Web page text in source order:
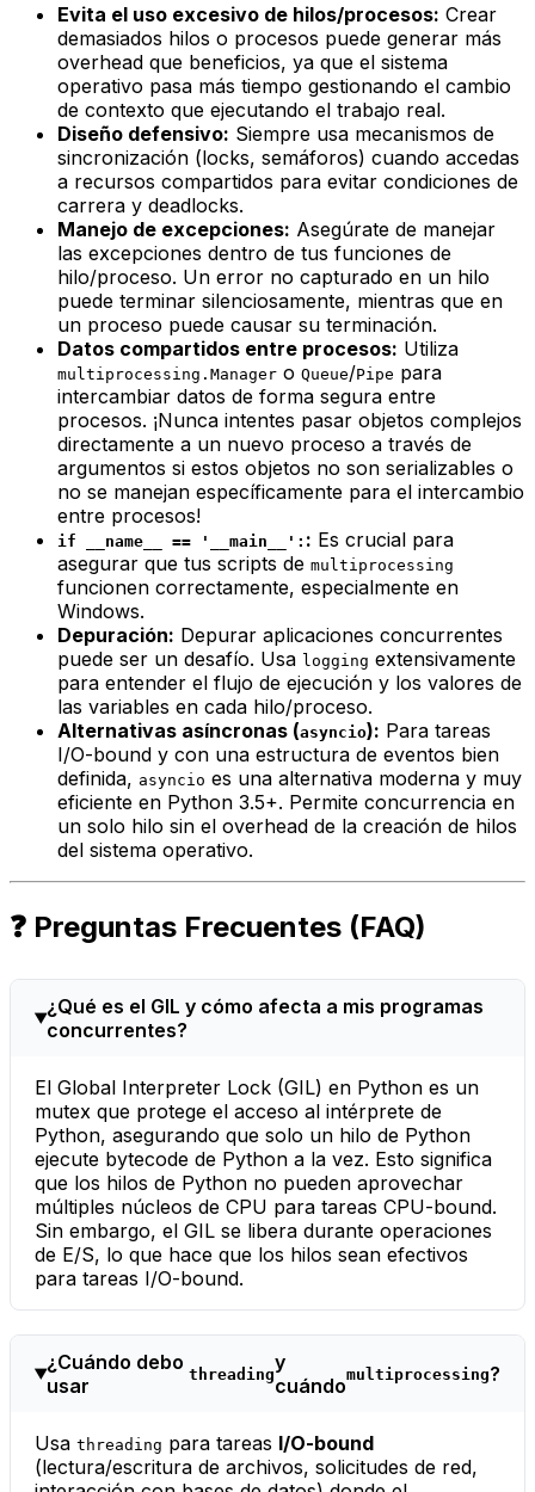
Evita el uso excesivo de hilos/procesos: Crear
demasiados hilos o procesos puede generar más
overhead que beneficios, ya que el sistema
operativo pasa más tiempo gestionando el cambio
de contexto que ejecutando el trabajo real.
Diseño defensivo: Siempre usa mecanismos de
sincronización (locks, semáforos) cuando accedas
a recursos compartidos para evitar condiciones de
carrera y deadlocks.
Manejo de excepciones: Asegúrate de manejar
las excepciones dentro de tus funciones de
hilo/proceso. Un error no capturado en un hilo
puede terminar silenciosamente, mientras que en
un proceso puede causar su terminación.
Datos compartidos entre procesos: Utiliza
multiprocessing.Manager o Queue/Pipe para
intercambiar datos de forma segura entre
procesos. ¡Nunca intentes pasar objetos complejos
directamente a un nuevo proceso a través de
argumentos si estos objetos no son serializables o
no se manejan específicamente para el intercambio
entre procesos!
if __name__ == '__main__': : Es crucial para
asegurar que tus scripts de multiprocessing
funcionen correctamente, especialmente en
Windows.
Depuración: Depurar aplicaciones concurrentes
puede ser un desafío. Usa logging extensivamente
para entender el flujo de ejecución y los valores de
las variables en cada hilo/proceso.
Alternativas asíncronas (asyncio): Para tareas
I/O-bound y con una estructura de eventos bien
definida, asyncio es una alternativa moderna y muy
eficiente en Python 3.5+. Permite concurrencia en
un solo hilo sin el overhead de la creación de hilos
del sistema operativo.
❓ Preguntas Frecuentes (FAQ)
¿Qué es el GIL y cómo afecta a mis programas
concurrentes?
El Global Interpreter Lock (GIL) en Python es un
mutex que protege el acceso al intérprete de
Python, asegurando que solo un hilo de Python
ejecute bytecode de Python a la vez. Esto significa
que los hilos de Python no pueden aprovechar
múltiples núcleos de CPU para tareas CPU-bound.
Sin embargo, el GIL se libera durante operaciones
de E/S, lo que hace que los hilos sean efectivos
para tareas I/O-bound.
¿Cuándo debo
usar
threadingy
cuándomultiprocessing?
Usa threading para tareas I/O-bound
(lectura/escritura de archivos, solicitudes de red,